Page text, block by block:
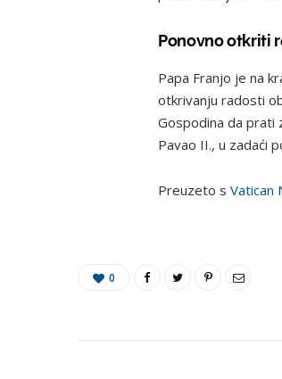
Ponovno otkriti
Papa Franjo je na
otkrivanju radosti
Gospodina da prati
Pavao II., u zadaći
Preuzeto s Vatican
0